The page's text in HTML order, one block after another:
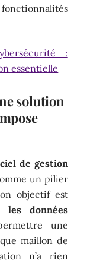
:
essentielle
solution
de gestion
un pilier
objectif est
les données
une
maillon de
n’a rien